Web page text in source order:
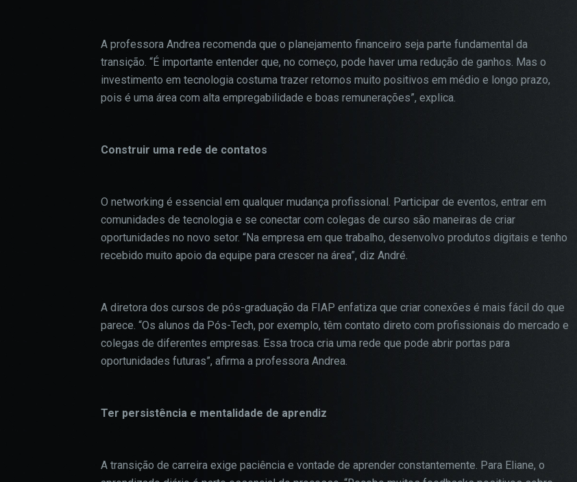
A professora Andrea recomenda que o planejamento financeiro seja parte fundamental da
transição. “É importante entender que, no começo, pode haver uma redução de ganhos. Mas o
investimento em tecnologia costuma trazer retornos muito positivos em médio e longo prazo,
pois é uma área com alta empregabilidade e boas remunerações”, explica.
Construir uma rede de contatos
O networking é essencial em qualquer mudança profissional. Participar de eventos, entrar em
comunidades de tecnologia e se conectar com colegas de curso são maneiras de criar
oportunidades no novo setor. “Na empresa em que trabalho, desenvolvo produtos digitais e tenho
recebido muito apoio da equipe para crescer na área”, diz André.
A diretora dos cursos de pós-graduação da FIAP enfatiza que criar conexões é mais fácil do que
parece. “Os alunos da Pós-Tech, por exemplo, têm contato direto com profissionais do mercado e
colegas de diferentes empresas. Essa troca cria uma rede que pode abrir portas para
oportunidades futuras”, afirma a professora Andrea.
Ter persistência e mentalidade de aprendiz
A transição de carreira exige paciência e vontade de aprender constantemente. Para Eliane, o